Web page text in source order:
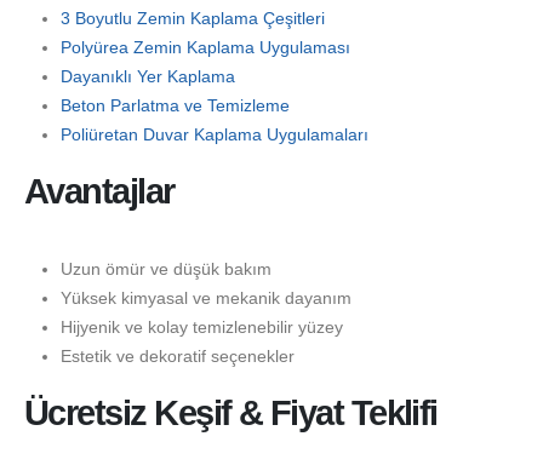
3 Boyutlu Zemin Kaplama Çeşitleri
Polyürea Zemin Kaplama Uygulaması
Dayanıklı Yer Kaplama
Beton Parlatma ve Temizleme
Poliüretan Duvar Kaplama Uygulamaları
Avantajlar
Uzun ömür ve düşük bakım
Yüksek kimyasal ve mekanik dayanım
Hijyenik ve kolay temizlenebilir yüzey
Estetik ve dekoratif seçenekler
Ücretsiz Keşif & Fiyat Teklifi